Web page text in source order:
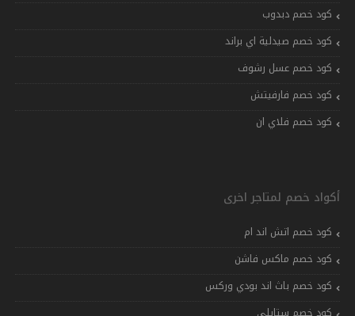
كود خصم دبدوب
كود خصم صيدلية اي براند
كود خصم عسل رشوف
كود خصم فارفيتش
كود خصم فلاي ان
أكواد خصم لمتاجر اخرى
كود خصم اتش اند ام
كود خصم ماكس فاشن
كود خصم باث اند بودي وركس